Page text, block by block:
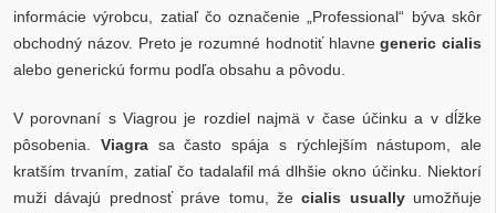
informácie výrobcu, zatiaľ čo označenie „Professional“ býva skôr
obchodný názov. Preto je rozumné hodnotiť hlavnegeneric cialis
alebo generickú formu podľa obsahu a pôvodu.
V porovnaní s Viagrou je rozdiel najmä v čase účinku a v dĺžke
pôsobenia. Viagrasa často spája s rýchlejším nástupom, ale
kratším trvaním, zatiaľ čo tadalafil má dlhšie okno účinku. Niektorí
muži dávajú prednosť práve tomu, žecialis usuallyumožňuje